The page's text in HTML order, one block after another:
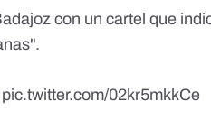
con un cartel que
pic.twitter.com/02kr5mkkCe